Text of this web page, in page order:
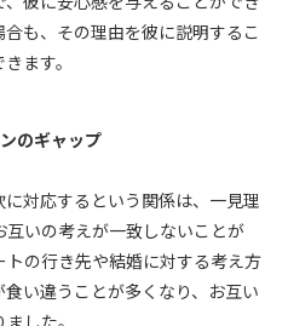
も、その理由を彼に説明するこ
ます。
のギャップ
対応するという関係は、一見理
いの考えが一致しないことが
の行き先や結婚に対する考え方
い違うことが多くなり、お互い
した。